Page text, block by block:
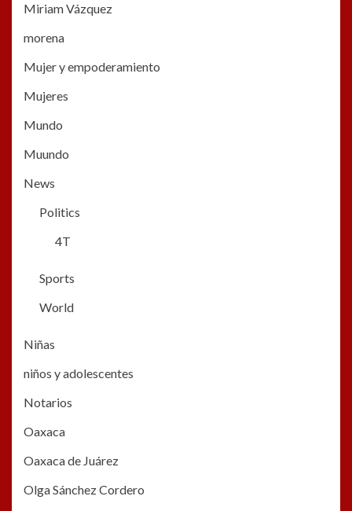
Miriam Vázquez
morena
Mujer y empoderamiento
Mujeres
Mundo
Muundo
News
Politics
4T
Sports
World
Niñas
niños y adolescentes
Notarios
Oaxaca
Oaxaca de Juárez
Olga Sánchez Cordero